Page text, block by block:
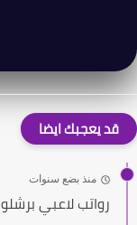
قد يعجبك ايضا
منذ بضع سنوات
رواتب لاعبي برشلونة 2024/2025